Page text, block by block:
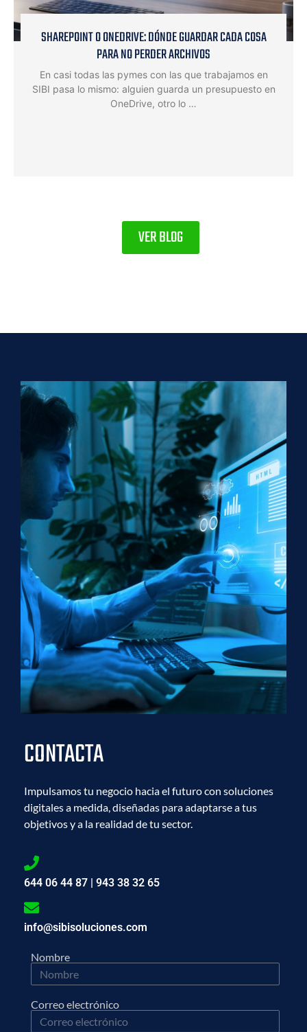
SHAREPOINT O ONEDRIVE: DÓNDE GUARDAR CADA COSA
PARA NO PERDER ARCHIVOS
En casi todas las pymes con las que trabajamos en
SIBI pasa lo mismo: alguien guarda un presupuesto en
OneDrive, otro lo …
VER BLOG
CONTACTA
Impulsamos tu negocio hacia el futuro con soluciones
digitales a medida, diseñadas para adaptarse a tus
objetivos y a la realidad de tu sector.
644 06 44 87 | 943 38 32 65
info@sibisoluciones.com
Nombre
Correo electrónico